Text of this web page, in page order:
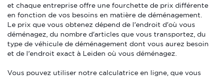
et chaque entreprise offre une fourchette de prix différente
en fonction de vos besoins en matière de déménagement.
Le prix que vous obtenez dépend de l'endroit d'où vous
déménagez, du nombre d'articles que vous transportez, du
type de véhicule de déménagement dont vous aurez besoin
et de l'endroit exact à Leiden où vous déménagez.
Vous pouvez utiliser notre calculatrice en ligne, que vous